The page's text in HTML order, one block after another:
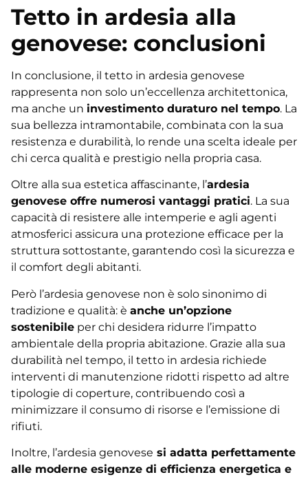
Tetto in ardesia alla
genovese: conclusioni
In conclusione, il tetto in ardesia genovese
rappresenta non solo un’eccellenza architettonica,
ma anche un investimento duraturo nel tempo. La
sua bellezza intramontabile, combinata con la sua
resistenza e durabilità, lo rende una scelta ideale per
chi cerca qualità e prestigio nella propria casa.
Oltre alla sua estetica affascinante, l’ardesia
genovese offre numerosi vantaggi pratici. La sua
capacità di resistere alle intemperie e agli agenti
atmosferici assicura una protezione efficace per la
struttura sottostante, garantendo così la sicurezza e
il comfort degli abitanti.
Però l’ardesia genovese non è solo sinonimo di
tradizione e qualità: è anche un’opzione
sostenibile per chi desidera ridurre l’impatto
ambientale della propria abitazione. Grazie alla sua
durabilità nel tempo, il tetto in ardesia richiede
interventi di manutenzione ridotti rispetto ad altre
tipologie di coperture, contribuendo così a
minimizzare il consumo di risorse e l’emissione di
rifiuti.
Inoltre, l’ardesia genovese si adatta perfettamente
alle moderne esigenze di efficienza energetica e